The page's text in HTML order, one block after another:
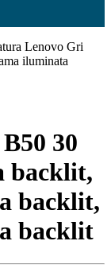
Lenovo Gri
iluminata
30
backlit,
backlit,
backlit